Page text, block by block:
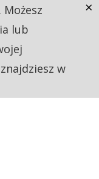
lub
w
×